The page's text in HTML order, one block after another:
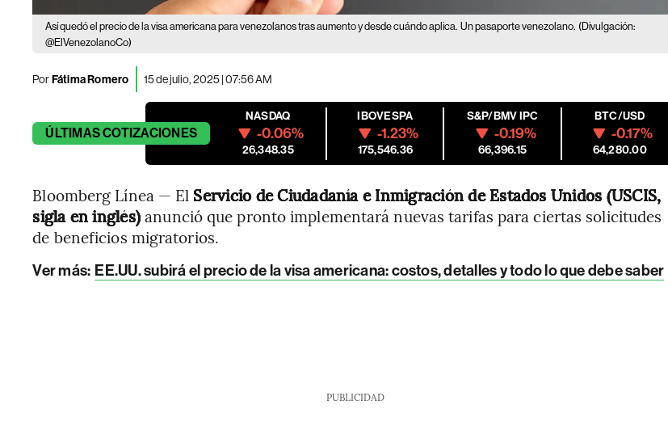
Así quedó el precio de la visa americana para venezolanos tras aumento y desde cuándo aplica. Un pasaporte venezolano. (Divulgación:
@ElVenezolanoCo)
PorFátima Romero 15 de julio, 2025 | 07:56 AM
ÚLTIMASCOTIZACIONES
NASDAQ
-0.06%
26,348.35
IBOVESPA
-1.23%
175,546.36
S&P/BMV IPC
-0.19%
66,396.15
BTC/USD
-0.17%
64,280.00
Bloomberg Línea — El Servicio de Ciudadanía e Inmigración de Estados Unidos (USCIS,
sigla en inglés)anunció que pronto implementará nuevas tarifas para ciertas solicitudes
de beneficios migratorios.
Ver más: EE.UU. subirá el precio de la visa americana: costos, detalles y todo lo que debe saber
PUBLICIDAD